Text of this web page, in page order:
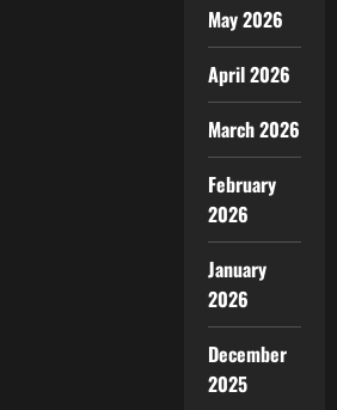
May 2026
April 2026
March 2026
February
2026
January
2026
December
2025